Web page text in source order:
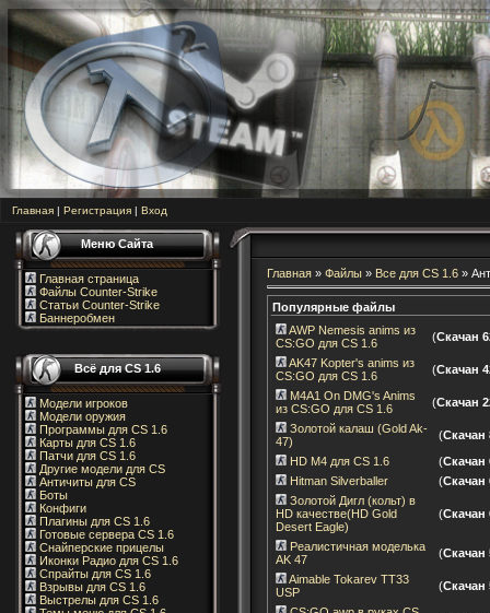
Главная | Регистрация | Вход
Меню Сайта
Главная страница
Файлы Counter-Strike
Статьи Counter-Strike
Баннеробмен
Всё для CS 1.6
Модели игроков
Модели оружия
Программы для CS 1.6
Карты для CS 1.6
Патчи для CS 1.6
Другие модели для CS
Античиты для CS
Боты
Конфиги
Плагины для CS 1.6
Готовые сервера CS 1.6
Снайперские прицелы
Иконки Радио для CS 1.6
Спрайты для CS 1.6
Взрывы для CS 1.6
Выстрелы для CS 1.6
Главная » Файлы » Все для CS 1.6 »
Популярные файлы
AWP Nemesis anims из
CS:GO для CS 1.6
(Скачан
AK47 Kopter's anims из
CS:GO для CS 1.6
(Скачан
M4A1 On DMG's Anims
из CS:GO для CS 1.6
(Скачан
Золотой калаш (Gold Ak-
47)
(Скачан
HD M4 для CS 1.6
(Скачан
Hitman Silverballer
(Скачан
Золотой Дигл (кольт) в
HD качестве(HD Gold
Desert Eagle)
(Скачан
Реалистичная моделька
AK 47
(Скачан
Aimable Tokarev TT33
USP
(Скачан